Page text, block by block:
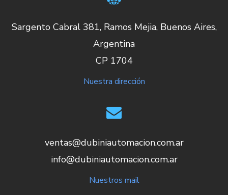
Sargento Cabral 381, Ramos Mejia, Buenos Aires,
Argentina
CP 1704
Nuestra dirección
ventas@dubiniautomacion.com.ar
info@dubiniautomacion.com.ar
Nuestros mail